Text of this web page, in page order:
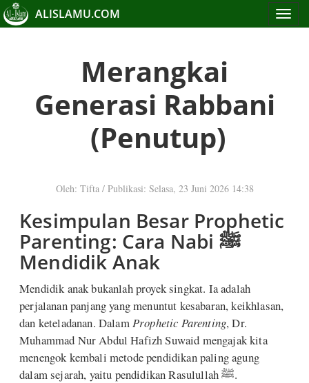
Toggle
ALISLAMU.COM
Merangkai
Generasi Rabbani
(Penutup)
Oleh: Tifta / Publikasi: Selasa, 23 Juni 2026 14:38
Kesimpulan Besar Prophetic
Parenting: Cara Nabi ﷺ
Mendidik Anak
Mendidik anak bukanlah proyek singkat. Ia adalah
perjalanan panjang yang menuntut kesabaran, keikhlasan,
dan keteladanan. DalamProphetic Parenting, Dr.
Muhammad Nur Abdul Hafizh Suwaid mengajak kita
menengok kembali metode pendidikan paling agung
dalam sejarah, yaitu pendidikan Rasulullah ﷺ.